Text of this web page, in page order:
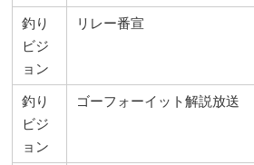
釣り
ビジ
ョン
リレー番宣
釣り
ビジ
ョン
ゴーフォーイット解説放送